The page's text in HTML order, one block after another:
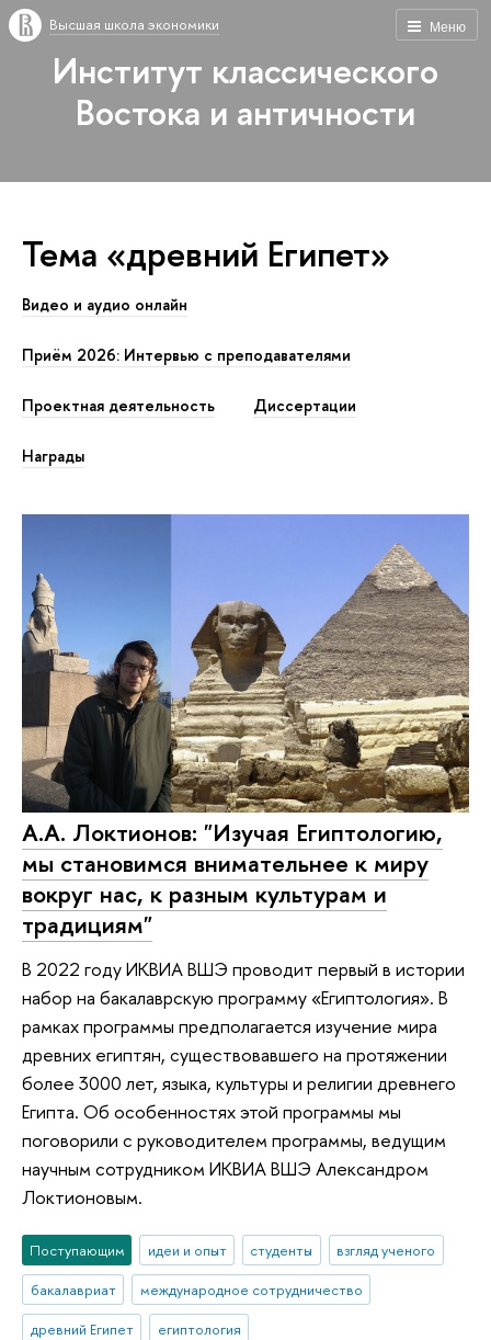
Меню
Высшая школа экономики
Институт классического
Востока и античности
Тема «древний Египет»
Видео и аудио онлайн
Приём 2026: Интервью с преподавателями
Проектная деятельность Диссертации
Награды
А.А. Локтионов: "Изучая Египтологию,
мы становимся внимательнее к миру
вокруг нас, к разным культурам и
традициям"
В 2022 году ИКВИА ВШЭ проводит первый в истории
набор на бакалаврскую программу «Египтология». В
рамках программы предполагается изучение мира
древних египтян, существовавшего на протяжении
более 3000 лет, языка, культуры и религии древнего
Египта. Об особенностях этой программы мы
поговорили с руководителем программы, ведущим
научным сотрудником ИКВИА ВШЭ Александром
Локтионовым.
Поступающим идеи и опыт студенты
взгляд ученого
бакалавриат
международное сотрудничество
древний Египет
египтология